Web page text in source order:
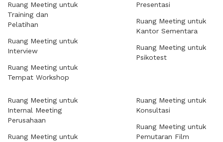
Ruang Meeting untuk
Training dan
Pelatihan
Ruang Meeting untuk
Interview
Ruang Meeting untuk
Tempat Workshop
Presentasi
Ruang Meeting untuk
Kantor Sementara
Ruang Meeting untuk
Psikotest
Ruang Meeting untuk
Internal Meeting
Perusahaan
Ruang Meeting untuk
Ruang Meeting untuk
Konsultasi
Ruang Meeting untuk
Pemutaran Film